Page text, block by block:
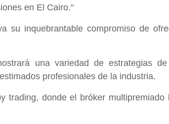
en El Cairo."
su inquebrantable compromiso de
una variedad de estrategias
profesionales de la industria.
trading, donde el bróker